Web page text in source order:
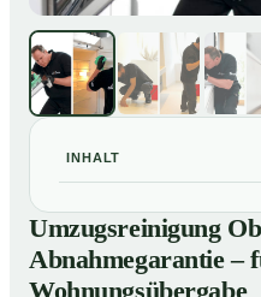
INHALT
Umzugsreinigung
für eine reibungslose
02 Unsere Leistungen im
Umzugsreinigung
Abnahmegarantie –
Wohnungsübergabe